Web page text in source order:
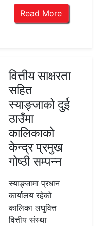
Read More
वित्तीय साक्षरता
सहित
स्याङ्जाको दुई
ठाउँमा
कालिकाको
केन्द्र प्रमुख
गोष्ठी सम्पन्न
स्याङ्जामा प्रधान
कार्यालय रहेको
कालिका लघुवित्त
वित्तीय संस्था